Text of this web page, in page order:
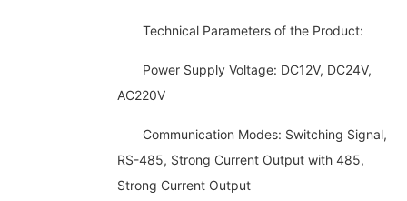
Technical Parameters of the Product:
Power Supply Voltage: DC12V, DC24V,
AC220V
Communication Modes: Switching Signal,
RS-485, Strong Current Output with 485,
Strong Current Output